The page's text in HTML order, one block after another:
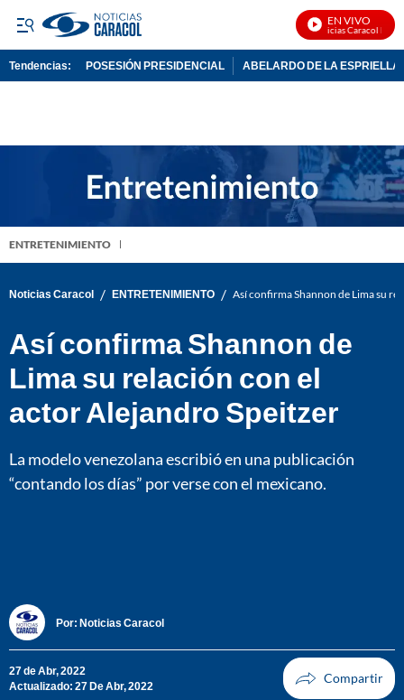
EN VIVO
Noticias Caracol En
Tendencias: POSESIÓN PRESIDENCIAL ABELARDO DE LA ESPRIELLA
ENTRETENIMIENTO
Noticias Caracol / ENTRETENIMIENTO / Así confirma Shannon de Lima su
Así confirma Shannon de
Lima su relación con el
actor Alejandro Speitzer
La modelo venezolana escribió en una publicación
“contando los días” por verse con el mexicano.
Por: Noticias Caracol
27 de Abr, 2022
Actualizado: 27 De Abr, 2022